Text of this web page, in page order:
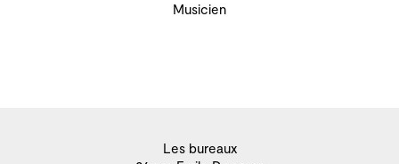
Musicien
Les bureaux